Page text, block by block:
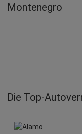
Montenegro
Die Top-